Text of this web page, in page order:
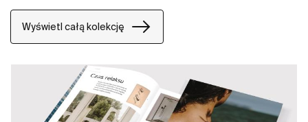
dominuje esencja najczystszych form.
Wyświetl całą kolekcję